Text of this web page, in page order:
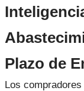
Plazo de
Los